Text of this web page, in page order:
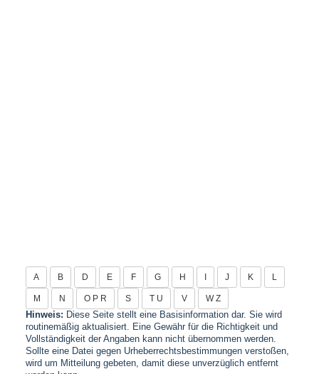
A B D E F G H I J K L
M N O P R S T U V
W Z
Hinweis: Diese Seite stellt eine Basisinformation dar. Sie wird
routinemäßig aktualisiert. Eine Gewähr für die Richtigkeit und
Vollständigkeit der Angaben kann nicht übernommen werden.
Sollte eine Datei gegen Urheberrechtsbestimmungen verstoßen,
wird um Mitteilung gebeten, damit diese unverzüglich entfernt